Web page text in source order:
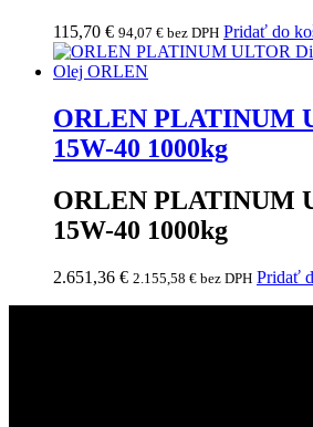
115,70 € 94,07 € bez DPH Pridať do
ORLEN PLATINUM
15W-40 1000kg
ORLEN PLATINUM
15W-40 1000kg
2.651,36 € 2.155,58 € bez DPH Pridať